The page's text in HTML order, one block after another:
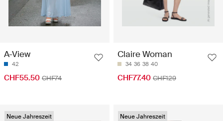
A-View
42
CHF55.50 CHF74
Claire Woman
34 36 38 40
CHF77.40 CHF129
Neue Jahreszeit Neue Jahreszeit